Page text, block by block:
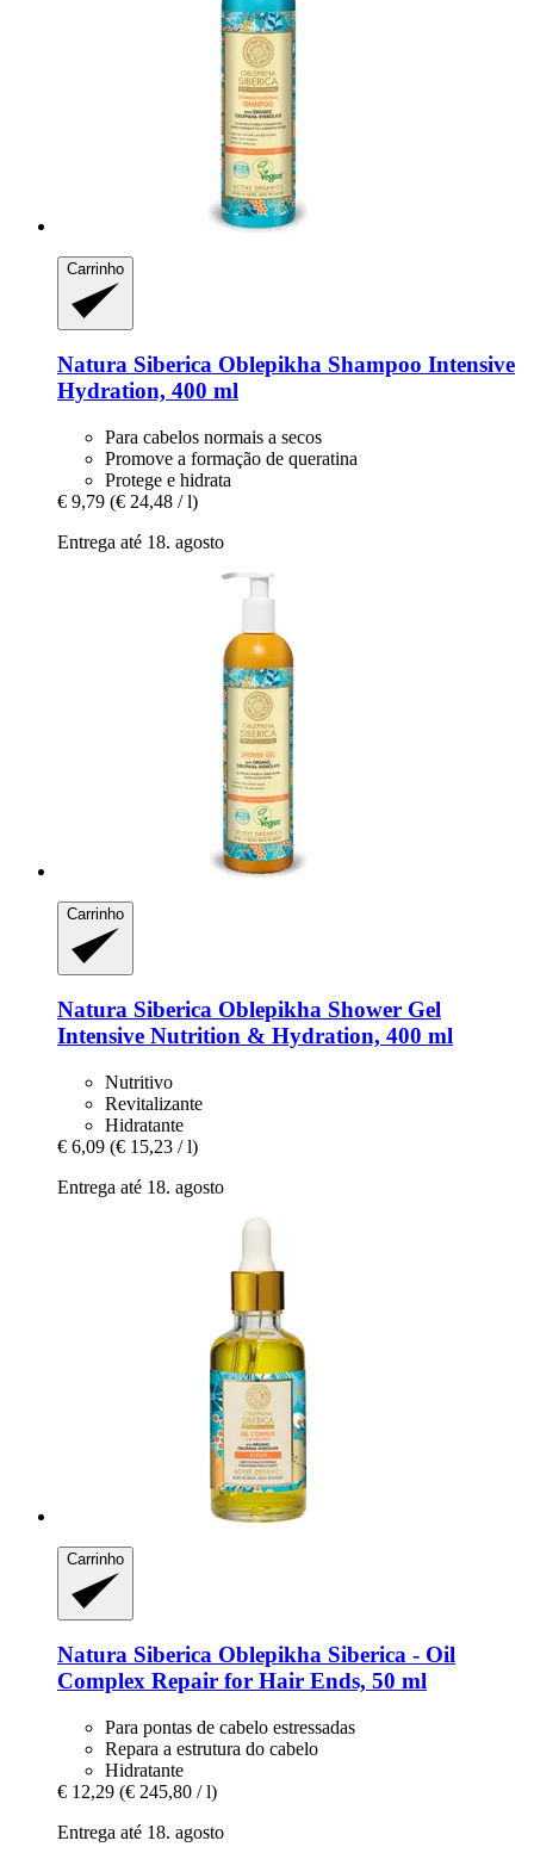
Carrinho
Natura Siberica Oblepikha Shampoo Intensive
Hydration, 400 ml
Para cabelos normais a secos
Promove a formação de queratina
Protege e hidrata
€ 9,79 (€ 24,48 / l)
Entrega até 18. agosto
Carrinho
Natura Siberica Oblepikha Shower Gel
Intensive Nutrition & Hydration, 400 ml
Nutritivo
Revitalizante
Hidratante
€ 6,09 (€ 15,23 / l)
Entrega até 18. agosto
Carrinho
Natura Siberica Oblepikha Siberica -​ Oil
Complex Repair for Hair Ends, 50 ml
Para pontas de cabelo estressadas
Repara a estrutura do cabelo
Hidratante
€ 12,29 (€ 245,80 / l)
Entrega até 18. agosto